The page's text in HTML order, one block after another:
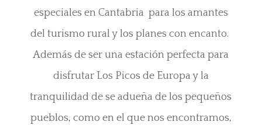
especiales en Cantabria para los amantes
del turismo rural y los planes con encanto.
Además de ser una estación perfecta para
disfrutar Los Picos de Europa y la
tranquilidad de se adueña de los pequeños
pueblos, como en el que nos encontramos,